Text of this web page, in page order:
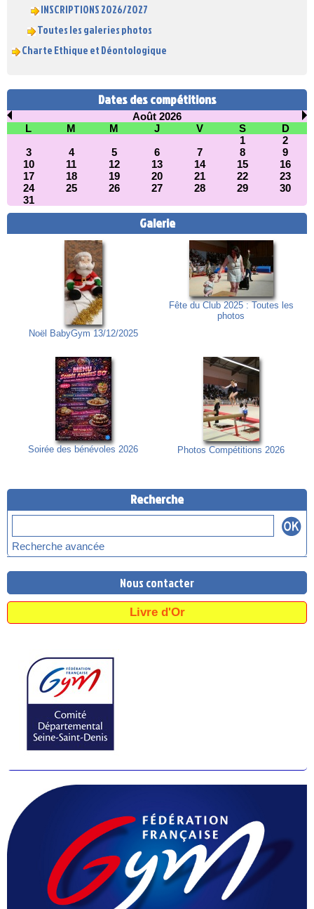
INSCRIPTIONS 2026/2027
Toutes les galeries photos
Charte Ethique et Déontologique
Dates des compétitions
Août 2026
L
M M J V S
D
1
2
3
4 5 6 7 8
9
10
11 12 13 14 15
16
17
18 19 20 21 22
23
24
25 26 27 28 29
30
31
Galerie
Noël BabyGym 13/12/2025
Fête du Club 2025 : Toutes les
photos
Soirée des bénévoles 2026 Photos Compétitions 2026
Recherche
Recherche avancée
Nous contacter
Livre d'Or